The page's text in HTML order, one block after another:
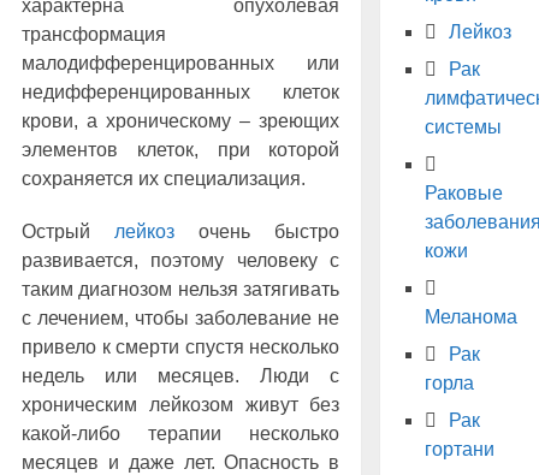
характерна опухолевая
трансформация
малодифференцированных или
недифференцированных клеток
крови, а хроническому – зреющих
элементов клеток, при которой
сохраняется их специализация.
Острыйлейкоз очень быстро
развивается, поэтому человеку с
таким диагнозом нельзя затягивать
с лечением, чтобы заболевание не
привело к смерти спустя несколько
недель или месяцев. Люди с
хроническим лейкозом живут без
какой-либо терапии несколько
месяцев и даже лет. Опасность в
Лейкоз
Рак
системы
Раковые
кожи
Меланома
Рак
горла
Рак
гортани